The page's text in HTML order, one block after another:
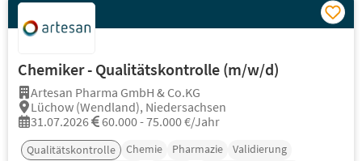
Chemiker - Qualitätskontrolle (m/w/d)
Artesan Pharma GmbH & Co.KG
Lüchow (Wendland), Niedersachsen
31.07.2026
60.000 - 75.000 €/Jahr
Qualitätskontrolle Chemie Pharmazie
Validierung